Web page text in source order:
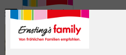
Menü